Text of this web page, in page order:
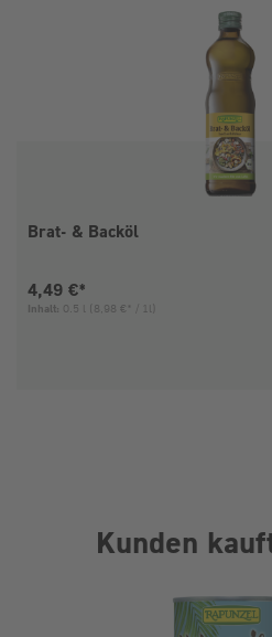
Brat- & Backöl
Aktueller Preis:
4,49 €*
Inhalt: 0.5 l (8,98 €* / 1l)
Kunden